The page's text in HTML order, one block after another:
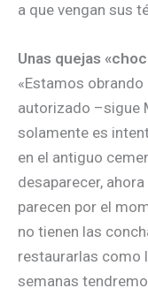
a que vengan sus
Unas quejas
«Estamos
autorizado –sigue
solamente es
en el antiguo
desaparecer,
parecen por el
no tienen las
restaurarlas como
semanas